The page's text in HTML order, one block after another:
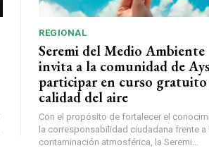
REGIONAL
Seremi del Medio Ambiente
invita a la comunidad de
participar en curso gratuito
calidad del aire
Con el propósito de fortalecer el
la corresponsabilidad ciudadana frente a
contaminación atmosférica, la Seremi...